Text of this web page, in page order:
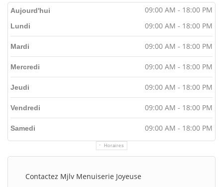
Aujourd'hui 09:00 AM - 18:00 PM
Horaires
Lundi 09:00 AM - 18:00 PM
Mardi 09:00 AM - 18:00 PM
Mercredi 09:00 AM - 18:00 PM
Jeudi 09:00 AM - 18:00 PM
Vendredi 09:00 AM - 18:00 PM
Samedi 09:00 AM - 18:00 PM
Contactez Mjlv Menuiserie Joyeuse